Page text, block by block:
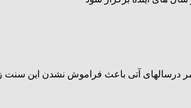
درسالهای آتی باعث فراموش نشدن این سنت